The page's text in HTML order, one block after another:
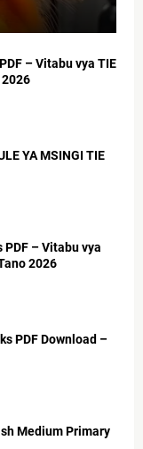
– Vitabu vya TIE
YA MSINGI TIE
PDF – Vitabu vya
2026
PDF Download –
Medium Primary